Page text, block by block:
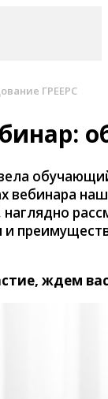
ГРЕЕРС
вебинара
и
ждем